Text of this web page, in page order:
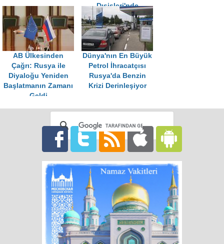
Dışişleri'nde
AB Ülkesinden
Çağrı: Rusya ile
Diyaloğu Yeniden
Başlatmanın Zamanı
Geldi
Dünya'nın En Büyük
Petrol İhracatçısı
Rusya'da Benzin
Krizi Derinleşiyor